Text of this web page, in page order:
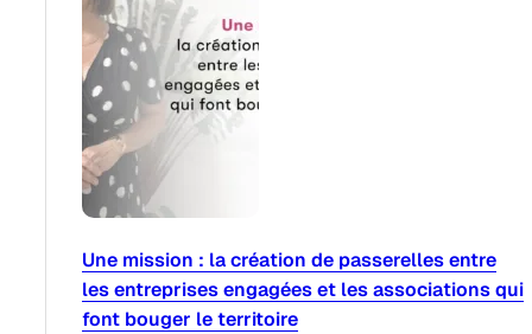
Une mission : la création de passerelles entre
les entreprises engagées et les associations qui
font bouger le territoire